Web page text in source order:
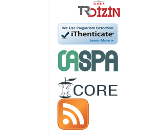
Öndenetimden geçen
makaleler için, 100 Avro
Makale İşletim Ücreti (APC)
alınmaktadır.
Hakem sürecine alınacak
makaleler için yazarlara